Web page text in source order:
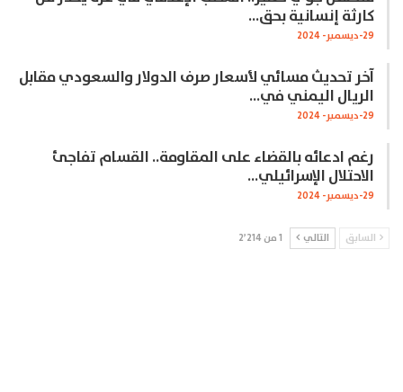
كارثة إنسانية بحق…
29-ديسمبر- 2024
آخر تحديث مسائي لأسعار صرف الدولار والسعودي مقابل
الريال اليمني في…
29-ديسمبر- 2024
رغم ادعائه بالقضاء على المقاومة.. القسام تفاجئ
الاحتلال الإسرائيلي…
29-ديسمبر- 2024
السابق التالي 1 من 2٬214